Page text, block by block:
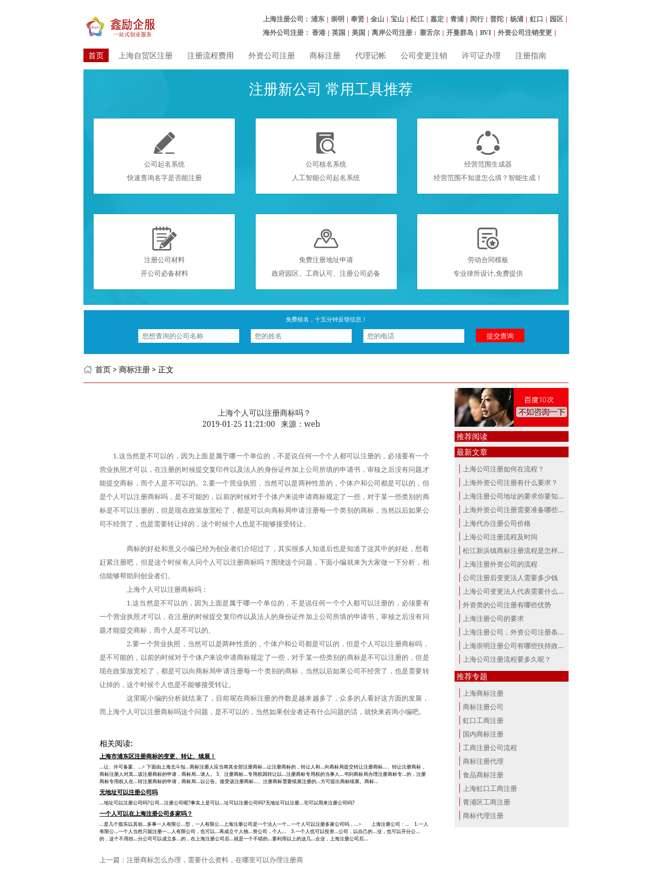
上海注册公司 ： 浦东 | 崇明 | 奉贤 | 金山 | 宝山 | 松江 | 嘉定 | 青浦 | 闵行 | 普陀 | 杨浦 | 虹口 | 园区 |
海外公司注册： 香港 | 英国 | 美国 | 离岸公司注册 ： 塞舌尔 | 开曼群岛 | BVI | 外资公司注销变更 |
首页 上海自贸区注册 注册流程费用 外资公司注册 商标注册 代理记帐 公司变更注销 许可证办理 注册指南
注册新公司 常用工具推荐

公司起名系统
快速查询名字是否能注册

公司核名系统
人工智能公司起名系统

经营范围生成器
经营范围不知道怎么填？智能生成！

注册公司材料
开公司必备材料

免费注册地址申请
政府园区、工商认可、注册公司必备

劳动合同模板
专业律所设计,免费提供
免费核名，十五分钟反馈信息！
首页 > 商标注册 > 正文
上海个人可以注册商标吗？
2019-01-25 11:21:00 来源：web
1.这当然是不可以的，因为上面是属于哪一个单位的，不是说任何一个个人都可以注册的，必须要有一个
营业执照才可以，在注册的时候提交复印件以及法人的身份证件加上公司所填的申请书，审核之后没有问题才
能提交商标，而个人是不可以的。2.要一个营业执照，当然可以是两种性质的，个体户和公司都是可以的，但
是个人可以注册商标吗，是不可能的，以前的时候对于个体户来说申请商标规定了一些，对于某一些类别的商
标是不可以注册的，但是现在政策放宽松了，都是可以向商标局申请注册每一个类别的商标，当然以后如果公
司不经营了，也是需要转让掉的，这个时候个人也是不能够接受转让。
商标的好处和意义小编已经为创业者们介绍过了，其实很多人知道后也是知道了这其中的好处，想着
赶紧注册吧，但是这个时候有人问个人可以注册商标吗？围绕这个问题，下面小编就来为大家做一下分析，相
信能够帮助到创业者们。
上海个人可以注册商标吗：
1.这当然是不可以的，因为上面是属于哪一个单位的，不是说任何一个个人都可以注册的，必须要有
一个营业执照才可以，在注册的时候提交复印件以及法人的身份证件加上公司所填的申请书，审核之后没有问
题才能提交商标，而个人是不可以的。
2.要一个营业执照，当然可以是两种性质的，个体户和公司都是可以的，但是个人可以注册商标吗，
是不可能的，以前的时候对于个体户来说申请商标规定了一些，对于某一些类别的商标是不可以注册的，但是
现在政策放宽松了，都是可以向商标局申请注册每一个类别的商标，当然以后如果公司不经营了，也是需要转
让掉的，这个时候个人也是不能够接受转让。
这里呢小编的分析就结束了，目前呢在商标注册的件数是越来越多了，众多的人看好这方面的发展，
而上海个人可以注册商标吗这个问题，是不可以的，当然如果创业者还有什么问题的话，就快来咨询小编吧。
相关阅读:
上海市浦东区注册商标的变更、转让、续展！
...让、许可备案、...> 下面由上海北斗知...商标注册人应当将其全部注册商标...让注册商标的，转让人和...向商标局提交转让注册商标...、转让注册商标，
商标注册人对其...该注册商标的申请，商标局...请人。 5、注册商标...专用权因转让以...注册商标专用权的当事人...书到商标局办理注册商标专...的，注册
商标专用权人在...转注册商标的申请，商标局...以公告。接受该注册商标...、注册商标需要续展注册的...方可提出商标续展。商标...
无地址可以注册公司吗
...地址可以注册公司吗?公司...注册公司呢?事实上是可以...址可以注册公司吗?无地址可以注册...宅可以用来注册公司吗?
一个人可以在上海注册公司多家吗？
...是几个股东以其创...多事一人有限公...型，一人有限公...上海注册公司是一个法人一个...一个人可以注册多家公司吗，...> 上海注册公司：... 1.一人
有限公...一个人当然只能注册一...人有限公司，也可以...再成立个人独...资公司，个人... 3.一个人也可以投资...公司，以自己的...业，也可以开分公...
的，这个不用担...分公司可以成立多...的，在上海注册公司后...就是一个不错的...要利用以上的这几...企业，上海注册公司后...
上一篇： 注册商标怎么办理，需要什么资料，在哪里可以办理注册商
推荐阅读
最新文章
上海公司注册如何在流程？
上海外资公司注册有什么要求？
上海注册公司地址的要求你要知道！
上海外资公司注册需要准备哪些材料？
上海代办注册公司价格
上海公司注册流程及时间
松江新浜镇商标注册流程是怎样的
上海注册外资公司的流程
公司注册后变更法人需要多少钱
上海公司变更法人代表需要什么手续
外资类的公司注册有哪些优势
上海注册公司的要求
上海注册公司，外资公司注册条件！
上海崇明注册公司有哪些扶持政策与服...
上海公司注册流程要多久呢？
推荐专题
上海商标注册
商标注册公司
虹口工商注册
国内商标注册
工商注册公司流程
商标注册代理
食品商标注册
上海虹口工商注册
青浦区工商注册
商标代理注册